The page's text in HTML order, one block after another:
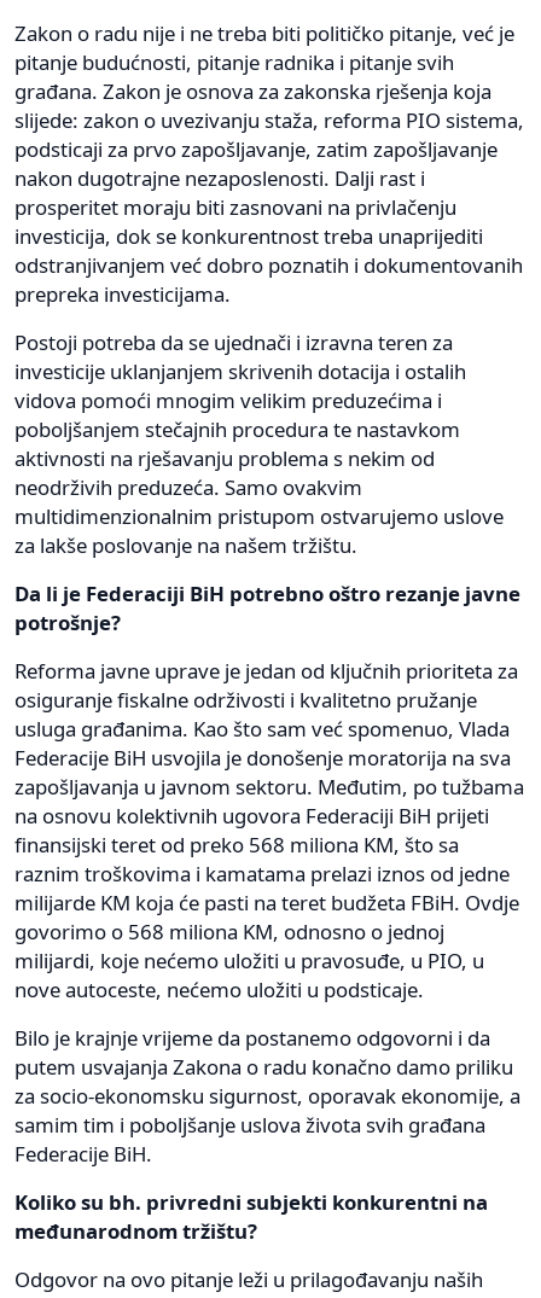
Zakon o radu nije i ne treba biti političko pitanje, već je
pitanje budućnosti, pitanje radnika i pitanje svih
građana. Zakon je osnova za zakonska rješenja koja
slijede: zakon o uvezivanju staža, reforma PIO sistema,
podsticaji za prvo zapošljavanje, zatim zapošljavanje
nakon dugotrajne nezaposlenosti. Dalji rast i
prosperitet moraju biti zasnovani na privlačenju
investicija, dok se konkurentnost treba unaprijediti
odstranjivanjem već dobro poznatih i dokumentovanih
prepreka investicijama.
Postoji potreba da se ujednači i izravna teren za
investicije uklanjanjem skrivenih dotacija i ostalih
vidova pomoći mnogim velikim preduzećima i
poboljšanjem stečajnih procedura te nastavkom
aktivnosti na rješavanju problema s nekim od
neodrživih preduzeća. Samo ovakvim
multidimenzionalnim pristupom ostvarujemo uslove
za lakše poslovanje na našem tržištu.
Da li je Federaciji BiH potrebno oštro rezanje javne
potrošnje?
Reforma javne uprave je jedan od ključnih prioriteta za
osiguranje fiskalne održivosti i kvalitetno pružanje
usluga građanima. Kao što sam već spomenuo, Vlada
Federacije BiH usvojila je donošenje moratorija na sva
zapošljavanja u javnom sektoru. Međutim, po tužbama
na osnovu kolektivnih ugovora Federaciji BiH prijeti
finansijski teret od preko 568 miliona KM, što sa
raznim troškovima i kamatama prelazi iznos od jedne
milijarde KM koja će pasti na teret budžeta FBiH. Ovdje
govorimo o 568 miliona KM, odnosno o jednoj
milijardi, koje nećemo uložiti u pravosuđe, u PIO, u
nove autoceste, nećemo uložiti u podsticaje.
Bilo je krajnje vrijeme da postanemo odgovorni i da
putem usvajanja Zakona o radu konačno damo priliku
za socio-ekonomsku sigurnost, oporavak ekonomije, a
samim tim i poboljšanje uslova života svih građana
Federacije BiH.
Koliko su bh. privredni subjekti konkurentni na
međunarodnom tržištu?
Odgovor na ovo pitanje leži u prilagođavanju naših